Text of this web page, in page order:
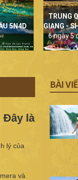
5N4D
TRUNG
GIANG -
6 ngày 5
Đây là
lý của
và
BÀI